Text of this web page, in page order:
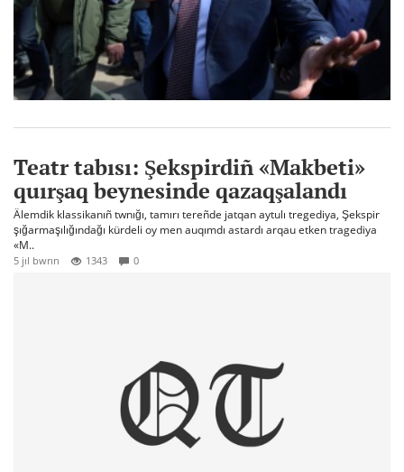
Teatr tabısı: Şekspirdiñ «Makbeti»
quırşaq beynesinde qazaqşalandı
Älemdik klassikanıñ twnığı, tamırı tereñde jatqan aytulı tregediya, Şekspir
şığarmaşılığındağı kürdeli oy men auqımdı astardı arqau etken tragediya
«M..
5 jıl bwrın 1343 0